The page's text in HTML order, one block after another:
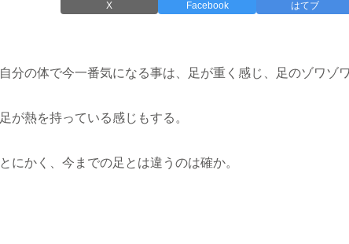
X Facebook はてブ
自分の体で今一番気になる事は、足が重く感じ、足のゾワゾ
足が熱を持っている感じもする。
とにかく、今までの足とは違うのは確か。